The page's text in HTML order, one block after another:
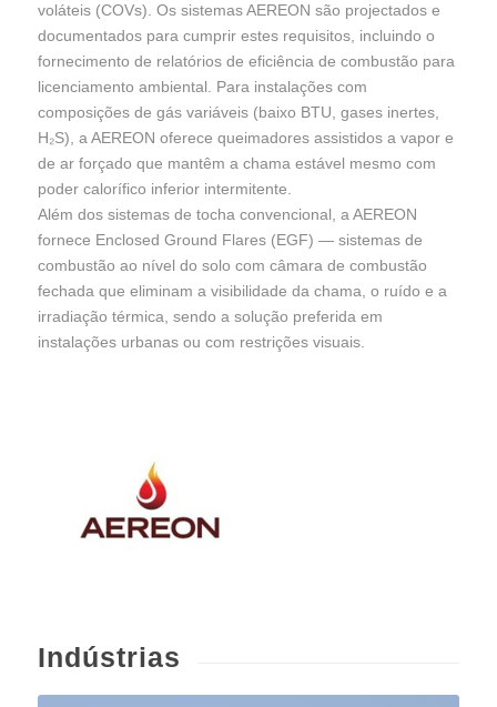
voláteis (COVs). Os sistemas AEREON são projectados e
documentados para cumprir estes requisitos, incluindo o
fornecimento de relatórios de eficiência de combustão para
licenciamento ambiental. Para instalações com
composições de gás variáveis (baixo BTU, gases inertes,
H₂S), a AEREON oferece queimadores assistidos a vapor e
de ar forçado que mantêm a chama estável mesmo com
poder calorífico inferior intermitente.
Além dos sistemas de tocha convencional, a AEREON
fornece Enclosed Ground Flares (EGF) — sistemas de
combustão ao nível do solo com câmara de combustão
fechada que eliminam a visibilidade da chama, o ruído e a
irradiação térmica, sendo a solução preferida em
instalações urbanas ou com restrições visuais.
Indústrias